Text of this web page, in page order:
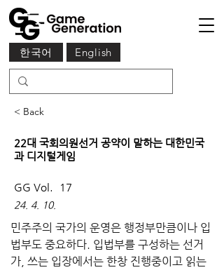
English
한국어
< Back
22대 국회의원선거 공약이 말하는 대한민국
과 디지털게임
GG Vol. 17
24. 4. 10.
민주주의 국가의 운영은 행정부만큼이나 입
법부도 중요하다. 입법부를 구성하는 선거
가, 쓰는 입장에서는 한창 진행중이고 읽는